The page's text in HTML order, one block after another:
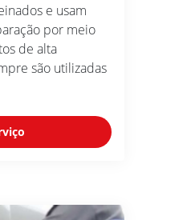
e usam
por meio
de alta
são utilizadas